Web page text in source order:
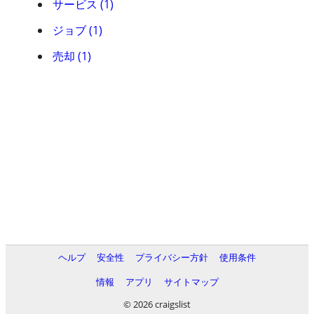
サービス (1)
ジョブ (1)
売却 (1)
ヘルプ 安全性 プライバシー方針
使用条件
情報
アプリ
サイトマップ
© 2026 craigslist